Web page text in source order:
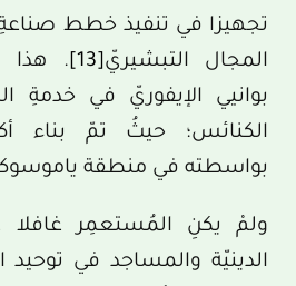
تجهيزا في تنفيذ خطط
المجال التبشيريّ[13]
. هذا
بوانيي الإيفوريّ في خدمةِ
الكنائس؛ حيثُ تمّ بناء
بواسطته في منطقة
ولمْ يكنِ المُستعمِر غافلا
الدينيّة والمساجد في توحيد